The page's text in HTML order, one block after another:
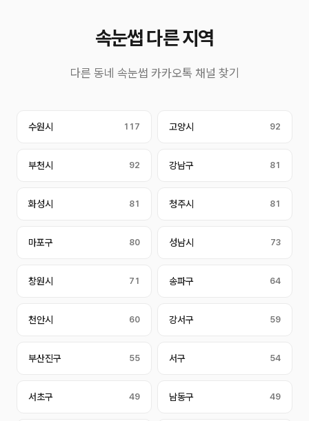
속눈썹 다른 지역
다른 동네 속눈썹 카카오톡 채널 찾기
수원시 117 고양시 92
부천시 92 강남구 81
화성시 81 청주시 81
마포구 80 성남시 73
창원시 71 송파구 64
천안시 60 강서구 59
부산진구 55 서구 54
서초구 49 남동구 49